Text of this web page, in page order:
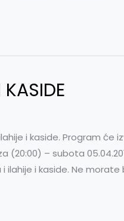
i kaside. Program će
(20:00) – subota
ilahije i kaside. Ne morate